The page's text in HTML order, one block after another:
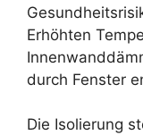
Erhöhten
durch Fenster
Die Isolierung